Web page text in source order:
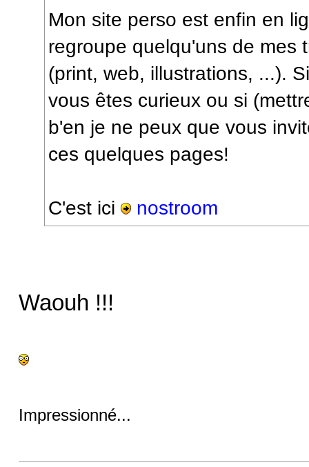
Mon site perso est enfin en
regroupe quelqu'uns de mes
(print, web, illustrations, ...).
vous êtes curieux ou si
b'en je ne peux que vous
ces quelques pages!
C'est ici nostroom
Waouh !!!
Impressionné...